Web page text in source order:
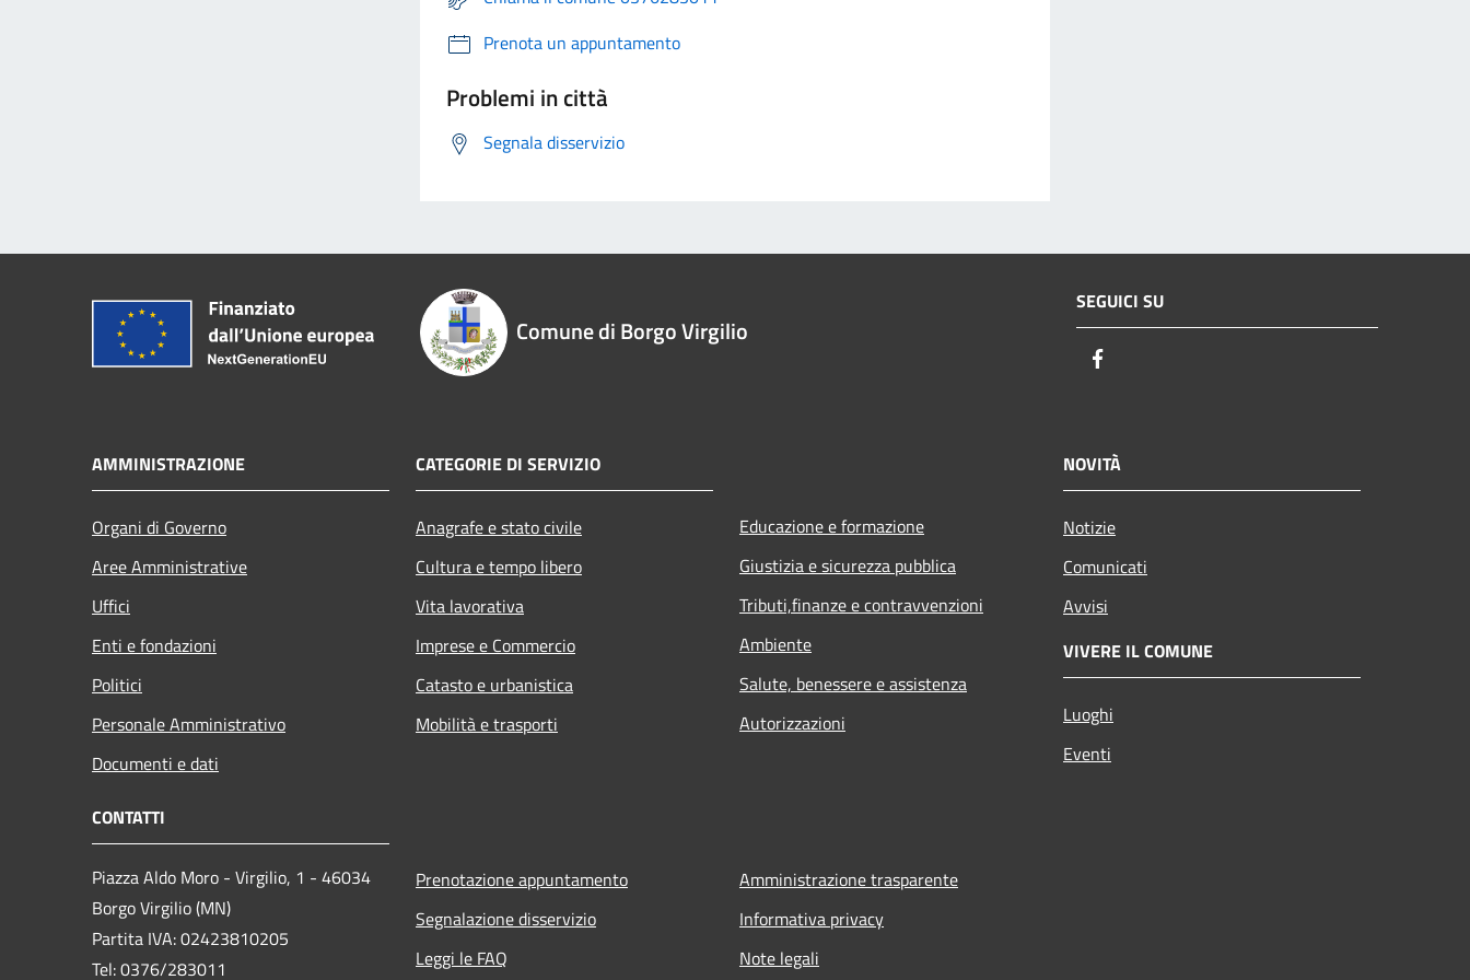
Prenota un appuntamento
Problemi in città
Segnala disservizio
Comune di Borgo Virgilio
SEGUICI SU
AMMINISTRAZIONE
Organi di Governo
Aree Amministrative
Uffici
Enti e fondazioni
Politici
Personale Amministrativo
Documenti e dati
CATEGORIE DI SERVIZIO
Anagrafe e stato civile
Cultura e tempo libero
Vita lavorativa
Imprese e Commercio
Catasto e urbanistica
Mobilità e trasporti
Educazione e formazione
Giustizia e sicurezza pubblica
Tributi,finanze e contravvenzioni
Ambiente
Salute, benessere e assistenza
Autorizzazioni
NOVITÀ
Notizie
Comunicati
Avvisi
VIVERE IL COMUNE
Luoghi
Eventi
CONTATTI
Piazza Aldo Moro - Virgilio, 1 - 46034
Borgo Virgilio (MN)
Partita IVA: 02423810205
Tel: 0376/283011
Prenotazione appuntamento
Segnalazione disservizio
Leggi le FAQ
Amministrazione trasparente
Informativa privacy
Note legali